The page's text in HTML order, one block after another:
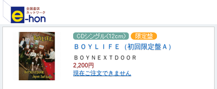
ＢＯＹＬＩＦＥ（初回限定盤Ａ）
ＢＯＹＮＥＸＴＤＯＯＲ
2,200円
現在ご注文できません